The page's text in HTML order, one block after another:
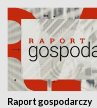
Raport gospodarczy